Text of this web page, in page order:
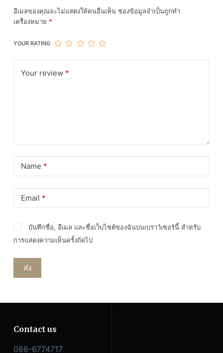
2
core
อีเมลของคุณจะไม่แสดงให้คนอื่นเห็น ช่องข้อมูลจำเป็นถูกทำ
เครื่องหมาย *
YOUR RATING
Your review*
Name *
Email *
บันทึกชื่อ, อีเมล และชื่อเว็บไซต์ของฉันบนเบราว์เซอร์นี้ สำหรับ
การแสดงความเห็นครั้งถัดไป
ส่ง
Contact us
086-6774717